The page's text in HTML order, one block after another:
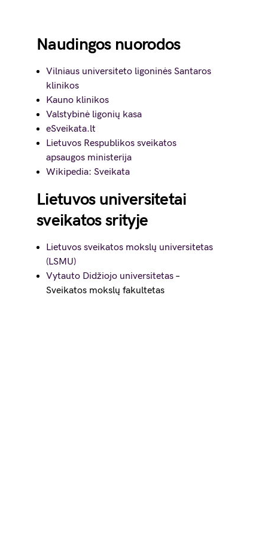
Naudingos nuorodos
Vilniaus universiteto ligoninės Santaros
klinikos
Kauno klinikos
Valstybinė ligonių kasa
eSveikata.lt
Lietuvos Respublikos sveikatos
apsaugos ministerija
Wikipedia: Sveikata
Lietuvos universitetai
sveikatos srityje
Lietuvos sveikatos mokslų universitetas
(LSMU)
Vytauto Didžiojo universitetas –
Sveikatos mokslų fakultetas